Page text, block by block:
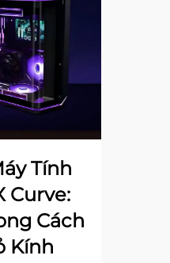
Tính
Curve:
Cách
Kính